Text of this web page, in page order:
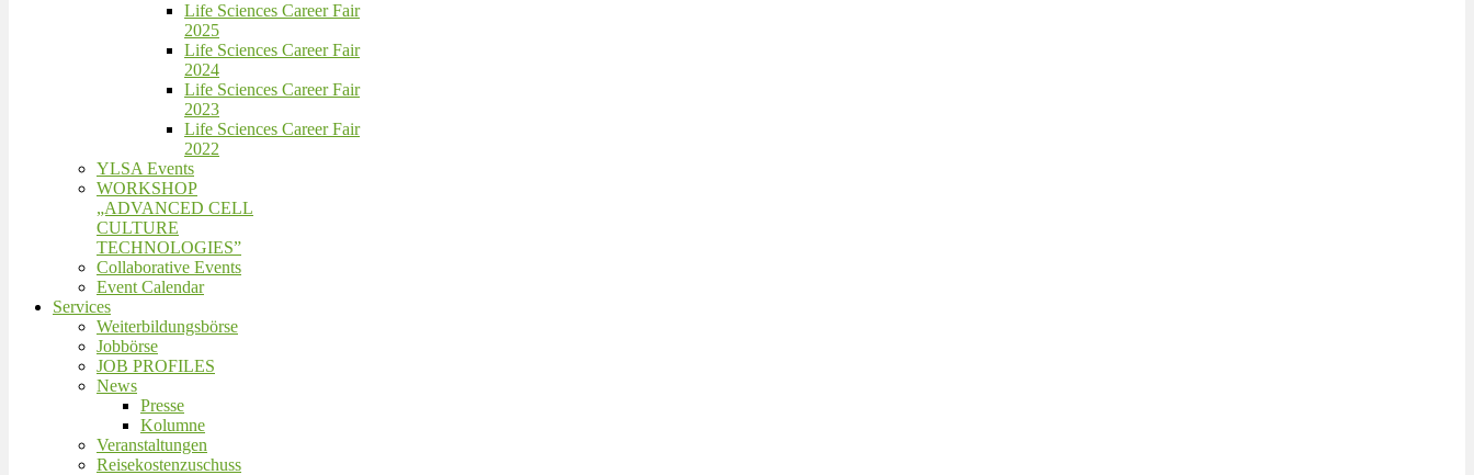
Life Sciences Career Fair
2025
Life Sciences Career Fair
2024
Life Sciences Career Fair
2023
Life Sciences Career Fair
2022
YLSA Events
WORKSHOP
„ADVANCED CELL
CULTURE
TECHNOLOGIES”
Collaborative Events
Event Calendar
Services
Weiterbildungsbörse
Jobbörse
JOB PROFILES
News
Presse
Kolumne
Veranstaltungen
Reisekostenzuschuss